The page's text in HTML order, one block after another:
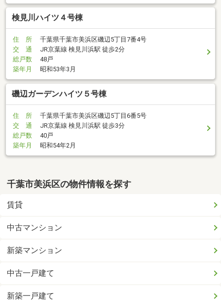
検見川ハイツ４号棟
住 所
千葉県千葉市美浜区磯辺5丁目7番4号
交 通
JR京葉線 検見川浜駅 徒歩2分
総戸数
48戸
築年月
昭和53年3月
磯辺ガーデンハイツ５号棟
住 所
千葉県千葉市美浜区磯辺5丁目6番5号
交 通
JR京葉線 検見川浜駅 徒歩3分
総戸数
40戸
築年月
昭和54年2月
千葉市美浜区の物件情報を探す
賃貸
中古マンション
新築マンション
中古一戸建て
新築一戸建て